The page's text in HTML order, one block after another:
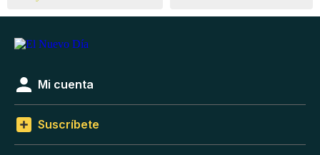
Mi cuenta
Suscríbete